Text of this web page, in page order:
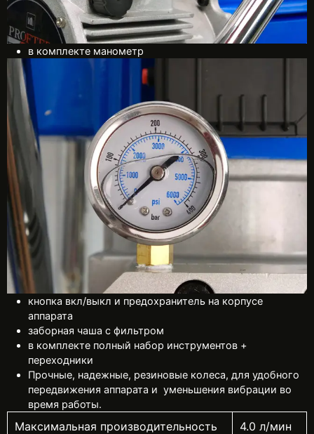
в комплекте манометр
кнопка вкл/выкл и предохранитель на корпусе
аппарата
заборная чаша с фильтром
в комплекте полный набор инструментов +
переходники
Прочные, надежные, резиновые колеса, для удобного
передвижения аппарата и уменьшения вибрации во
время работы.
Максимальная производительность 4.0 л/мин